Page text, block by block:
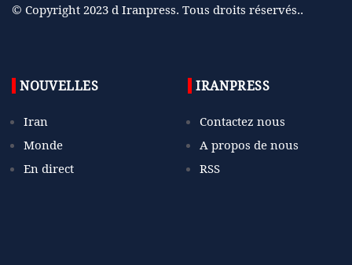
© Copyright 2023 d Iranpress. Tous droits réservés..
NOUVELLES
Iran
Monde
En direct
IRANPRESS
Contactez nous
A propos de nous
RSS